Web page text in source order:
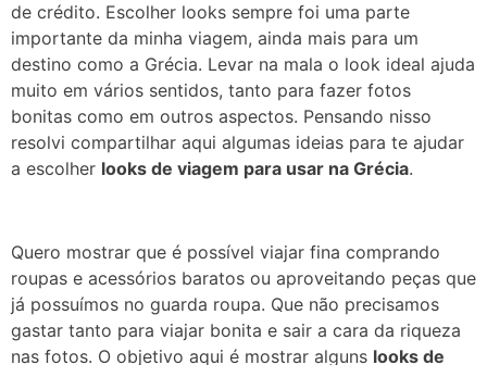
de crédito. Escolher looks sempre foi uma parte
importante da minha viagem, ainda mais para um
destino como a Grécia. Levar na mala o look ideal ajuda
muito em vários sentidos, tanto para fazer fotos
bonitas como em outros aspectos. Pensando nisso
resolvi compartilhar aqui algumas ideias para te ajudar
a escolher looks de viagem para usar na Grécia.
Quero mostrar que é possível viajar fina comprando
roupas e acessórios baratos ou aproveitando peças que
já possuímos no guarda roupa. Que não precisamos
gastar tanto para viajar bonita e sair a cara da riqueza
nas fotos. O objetivo aqui é mostrar alguns looks de